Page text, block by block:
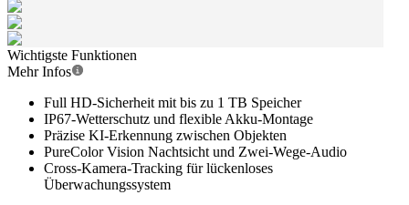
Wichtigste Funktionen
Mehr Infos
Full HD-Sicherheit mit bis zu 1 TB Speicher
IP67-Wetterschutz und flexible Akku-Montage
Präzise KI-Erkennung zwischen Objekten
PureColor Vision Nachtsicht und Zwei-Wege-Audio
Cross-Kamera-Tracking für lückenloses
Überwachungssystem